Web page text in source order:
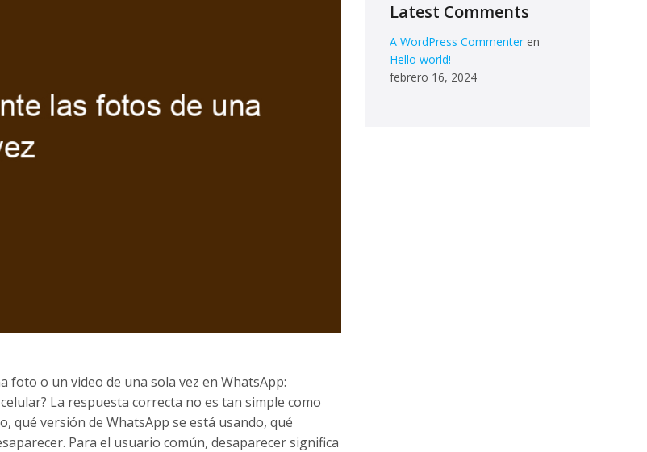
foto o un video de una sola vez en WhatsApp:
La respuesta correcta no es tan simple como
qué versión de WhatsApp se está usando, qué
Para el usuario común, desaparecer significa
Latest Comments
A WordPress Commenter en
Hello world!
febrero 16, 2024